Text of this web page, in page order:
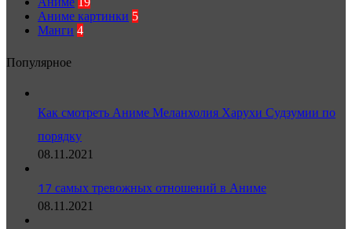
Аниме картинки 5
Манги 4
Популярное
Как смотреть Аниме Меланхолия Харухи Судзумии по
порядку
08.11.2021
17 самых тревожных отношений в Аниме
08.11.2021